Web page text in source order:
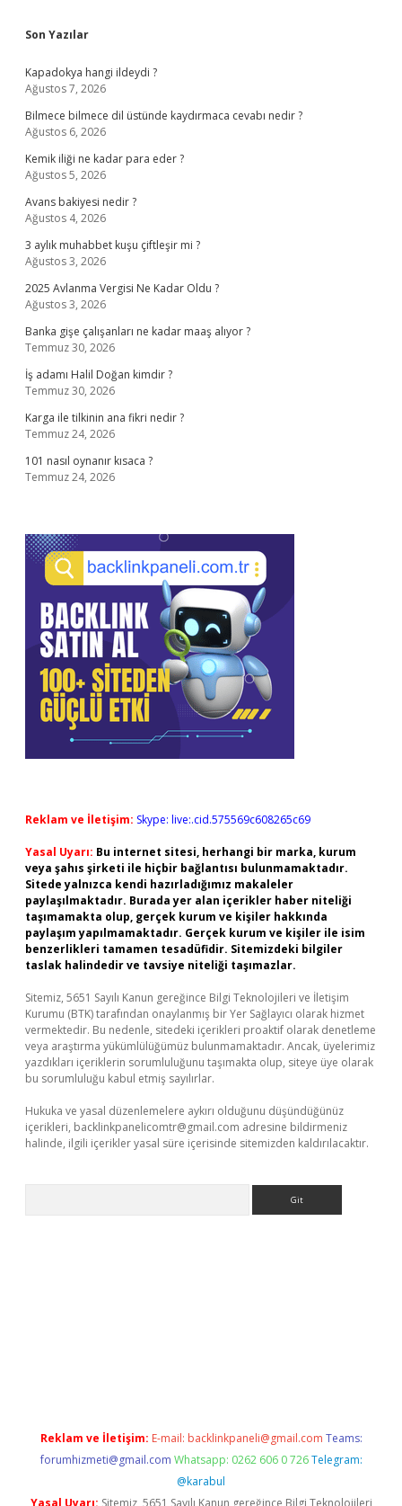
Sidebar
Son Yazılar
Kapadokya hangi ildeydi ?
Ağustos 7, 2026
Bilmece bilmece dil üstünde kaydırmaca cevabı nedir ?
Ağustos 6, 2026
Kemik iliği ne kadar para eder ?
Ağustos 5, 2026
Avans bakiyesi nedir ?
Ağustos 4, 2026
3 aylık muhabbet kuşu çiftleşir mi ?
Ağustos 3, 2026
2025 Avlanma Vergisi Ne Kadar Oldu ?
Ağustos 3, 2026
Banka gişe çalışanları ne kadar maaş alıyor ?
Temmuz 30, 2026
İş adamı Halil Doğan kimdir ?
Temmuz 30, 2026
Karga ile tilkinin ana fikri nedir ?
Temmuz 24, 2026
101 nasıl oynanır kısaca ?
Temmuz 24, 2026
Reklam ve İletişim: Skype: live:.cid.575569c608265c69
Yasal Uyarı: Bu internet sitesi, herhangi bir marka, kurum
veya şahıs şirketi ile hiçbir bağlantısı bulunmamaktadır.
Sitede yalnızca kendi hazırladığımız makaleler
paylaşılmaktadır. Burada yer alan içerikler haber niteliği
taşımamakta olup, gerçek kurum ve kişiler hakkında
paylaşım yapılmamaktadır. Gerçek kurum ve kişiler ile isim
benzerlikleri tamamen tesadüfidir. Sitemizdeki bilgiler
taslak halindedir ve tavsiye niteliği taşımazlar.
Sitemiz, 5651 Sayılı Kanun gereğince Bilgi Teknolojileri ve İletişim
Kurumu (BTK) tarafından onaylanmış bir Yer Sağlayıcı olarak hizmet
vermektedir. Bu nedenle, sitedeki içerikleri proaktif olarak denetleme
veya araştırma yükümlülüğümüz bulunmamaktadır. Ancak, üyelerimiz
yazdıkları içeriklerin sorumluluğunu taşımakta olup, siteye üye olarak
bu sorumluluğu kabul etmiş sayılırlar.
Hukuka ve yasal düzenlemelere aykırı olduğunu düşündüğünüz
içerikleri, backlinkpanelicomtr@gmail.com adresine bildirmeniz
halinde, ilgili içerikler yasal süre içerisinde sitemizden kaldırılacaktır.
Reklam ve İletişim: E-mail: backlinkpaneli@gmail.com Teams:
forumhizmeti@gmail.com Whatsapp: 0262 606 0 726 Telegram:
@karabul
Yasal Uyarı: Sitemiz, 5651 Sayılı Kanun gereğince Bilgi Teknolojileri